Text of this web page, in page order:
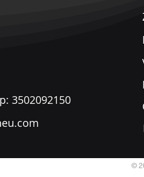
3502092150
©